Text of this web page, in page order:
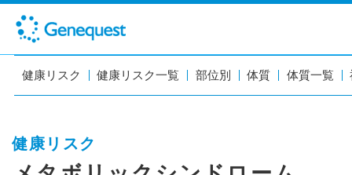
健康リスク 健康リスク一覧 部位別 体質 体質一覧
健康リスク